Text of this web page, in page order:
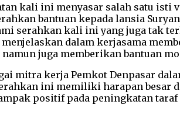
kali ini menyasar salah satu
bantuan kepada lansia
serahkan kali ini yang juga tak
dalam kerjasama
juga memberikan bantuan
mitra kerja Pemkot Denpasar
ini memiliki harapan besar
positif pada peningkatan